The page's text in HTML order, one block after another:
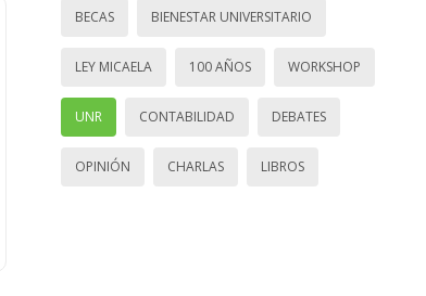
BECAS BIENESTAR UNIVERSITARIO
LEY MICAELA 100 AÑOS WORKSHOP
UNR CONTABILIDAD DEBATES
OPINIÓN CHARLAS LIBROS